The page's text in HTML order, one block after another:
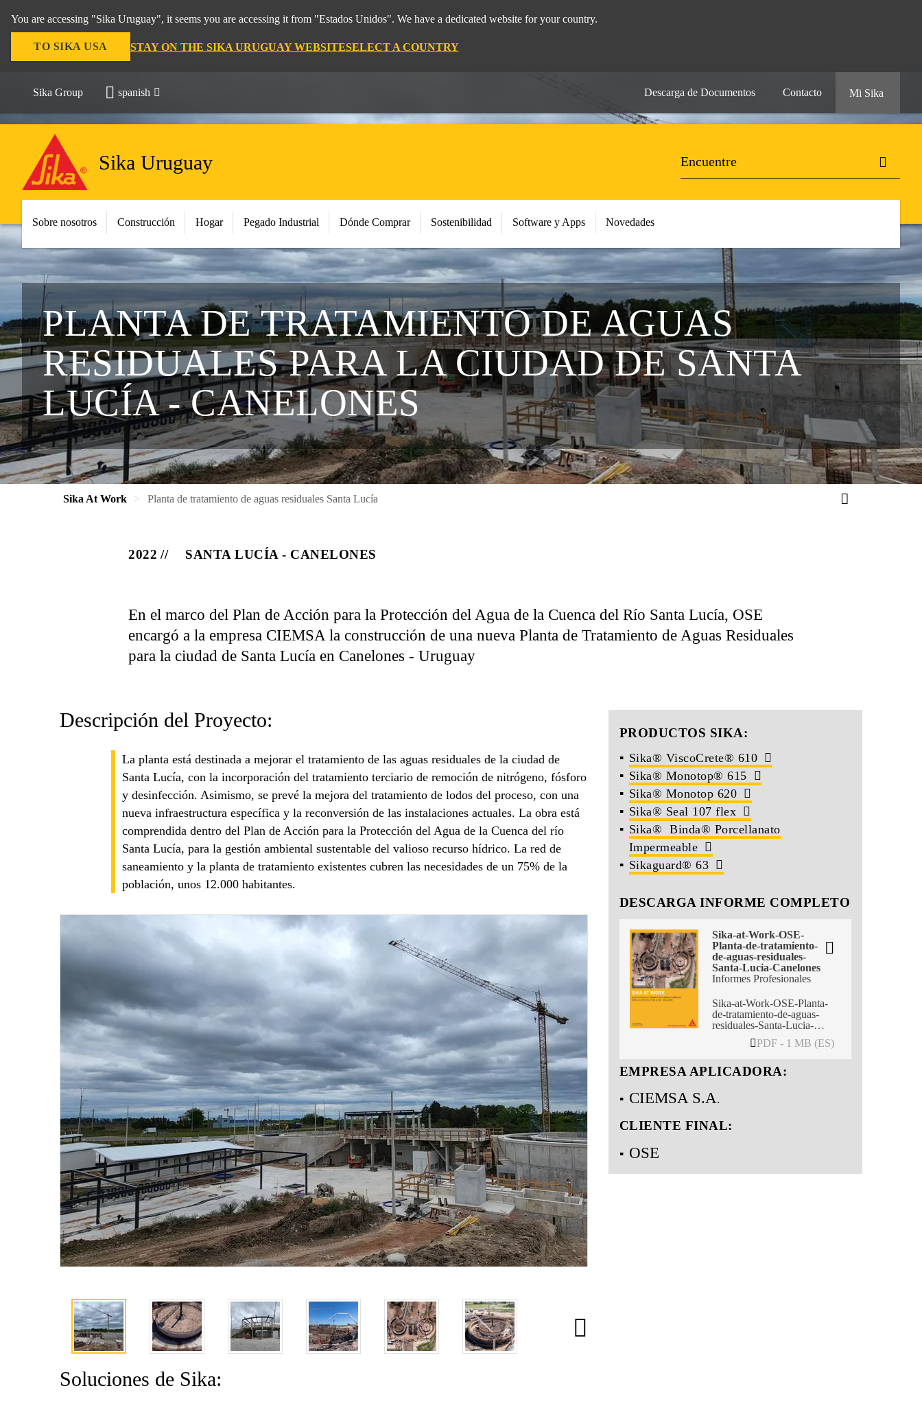
You are accessing "Sika Uruguay", it seems you are accessing it from "Estados Unidos". We have a dedicated website for your country.
TO SIKA USA STAY ON THE SIKA URUGUAY WEBSITESELECT A COUNTRY
Sika Group spanish Descarga de Documentos Contacto Mi Sika
Sika Uruguay
Sobre nosotros Construcción Hogar Pegado Industrial Dónde Comprar Sostenibilidad Software y Apps Novedades
PLANTA DE TRATAMIENTO DE AGUAS
RESIDUALES PARA LA CIUDAD DE SANTA
LUCÍA - CANELONES
Sika At Work Planta de tratamiento de aguas residuales Santa Lucía
2022 SANTA LUCÍA - CANELONES
En el marco del Plan de Acción para la Protección del Agua de la Cuenca del Río Santa Lucía, OSE
encargó a la empresa CIEMSA la construcción de una nueva Planta de Tratamiento de Aguas Residuales
para la ciudad de Santa Lucía en Canelones - Uruguay
Descripción del Proyecto:
La planta está destinada a mejorar el tratamiento de las aguas residuales de la ciudad de
Santa Lucía, con la incorporación del tratamiento terciario de remoción de nitrógeno, fósforo
y desinfección. Asimismo, se prevé la mejora del tratamiento de lodos del proceso, con una
nueva infraestructura específica y la reconversión de las instalaciones actuales. La obra está
comprendida dentro del Plan de Acción para la Protección del Agua de la Cuenca del río
Santa Lucía, para la gestión ambiental sustentable del valioso recurso hídrico. La red de
saneamiento y la planta de tratamiento existentes cubren las necesidades de un 75% de la
población, unos 12.000 habitantes.
Soluciones de Sika:
PRODUCTOS SIKA:
Sika® ViscoCrete® 610
Sika® Monotop® 615
Sika® Monotop 620
Sika® Seal 107 flex
Sika® Binda® Porcellanato
Impermeable
Sikaguard® 63
DESCARGA INFORME COMPLETO
Sika-at-Work-OSE-
Planta-de-tratamiento-
de-aguas-residuales-
Santa-Lucia-Canelones
Informes Profesionales
Sika-at-Work-OSE-Planta-
de-tratamiento-de-aguas-
residuales-Santa-Lucia-
Canelones
PDF - 1 MB (ES)
EMPRESA APLICADORA:
CIEMSA S.A.
CLIENTE FINAL:
OSE